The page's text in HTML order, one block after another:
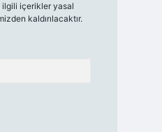
içerikler yasal
kaldırılacaktır.